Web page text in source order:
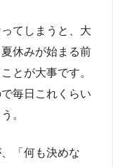
てしまうと、大
休みが始まる前
とが大事です。
毎日これくらい
。
「何も決めな